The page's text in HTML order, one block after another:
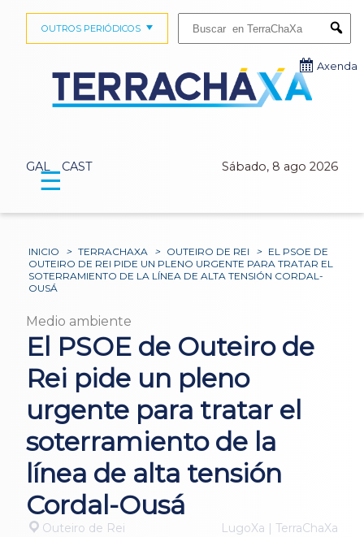
GAL CAST Sábado, 8 ago 2026
OUTROS PERIÓDICOS
Axenda
☰
INICIO > TERRACHAXA > OUTEIRO DE REI > EL PSOE DE
OUTEIRO DE REI PIDE UN PLENO URGENTE PARA TRATAR EL
SOTERRAMIENTO DE LA LÍNEA DE ALTA TENSIÓN CORDAL-
OUSÁ
Medio ambiente
El PSOE de Outeiro de
Rei pide un pleno
urgente para tratar el
soterramiento de la
línea de alta tensión
Cordal-Ousá
Outeiro de Rei LugoXa | TerraChaXa